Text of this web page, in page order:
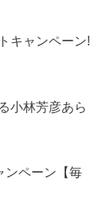
キャンペーン!
小林芳彦あら
ンペーン【毎